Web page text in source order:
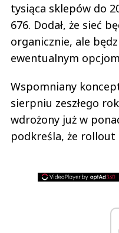
tysiąca sklepów do
676. Dodał, że sieć
organicznie, ale
ewentualnym
Wspomniany
sierpniu zeszłego
wdrożony już w
podkreśla, że